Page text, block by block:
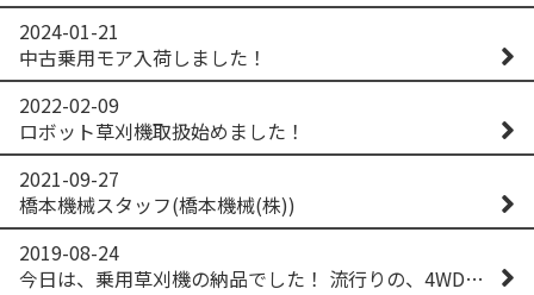
2024-01-21
中古乗用モア入荷しました！
2022-02-09
ロボット草刈機取扱始めました！
2021-09-27
橋本機械スタッフ(橋本機械(株))
2019-08-24
今日は、乗用草刈機の納品でした！ 流行りの、4WD！ #イセキアグリ #オーレック #四駆 #増税間近